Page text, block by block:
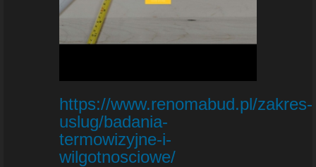
https://www.renomabud.pl/zakres-
uslug/badania-
termowizyjne-i-
wilgotnosciowe/